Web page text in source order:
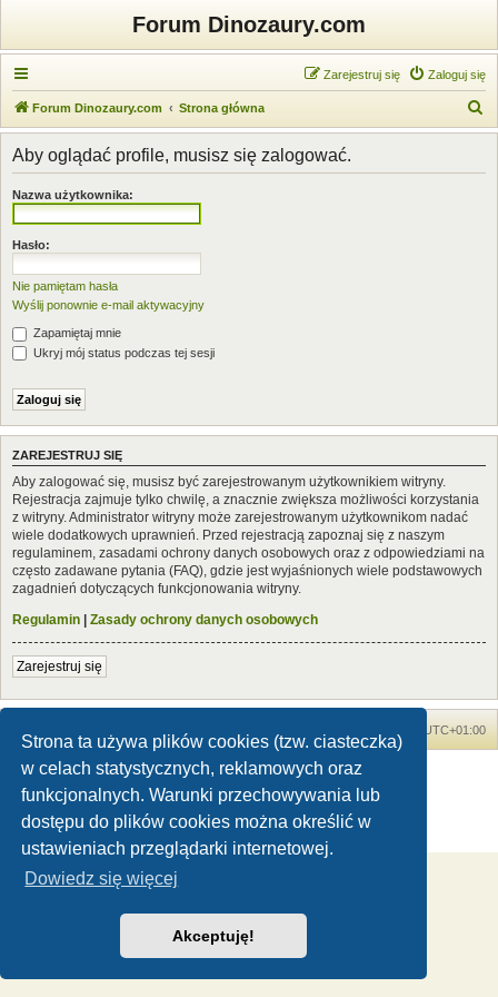
Strona ta używa plików cookies (tzw. ciasteczka)
w celach statystycznych, reklamowych oraz
funkcjonalnych. Warunki przechowywania lub
dostępu do plików cookies można określić w
ustawieniach przeglądarki internetowej.
Dowiedz się więcej
Akceptuję!
Forum Dinozaury.com
Zaloguj się
Zarejestruj się
Forum Dinozaury.com Strona główna
z
Aby oglądać profile, musisz się zalogować.
Nazwa użytkownika:
Hasło:
Nie pamiętam hasła
Wyślij ponownie e-mail aktywacyjny
Zapamiętaj mnie
Ukryj mój status podczas tej sesji
ZAREJESTRUJ SIĘ
Aby zalogować się, musisz być zarejestrowanym użytkownikiem witryny.
Rejestracja zajmuje tylko chwilę, a znacznie zwiększa możliwości korzystania
z witryny. Administrator witryny może zarejestrowanym użytkownikom nadać
wiele dodatkowych uprawnień. Przed rejestracją zapoznaj się z naszym
regulaminem, zasadami ochrony danych osobowych oraz z odpowiedziami na
często zadawane pytania (FAQ), gdzie jest wyjaśnionych wiele podstawowych
zagadnień dotyczących funkcjonowania witryny.
Regulamin | Zasady ochrony danych osobowych
Zarejestruj się
UTC+01:00
Dinozaury.com© 2006-2020
Technologię dostarczaphpBB® Forum Software © phpBB Limited
Zasady ochrony danych osobowych|Regulamin